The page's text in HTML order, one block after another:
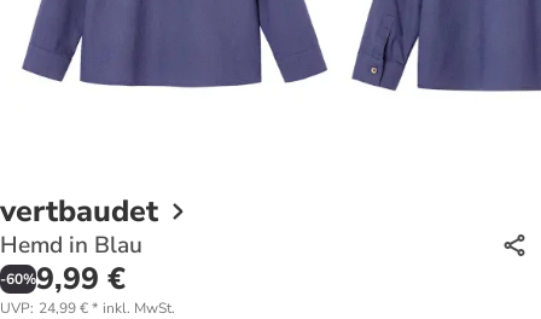
vertbaudet
Hemd in Blau
-60%9,99 €
UVP: 24,99 €* inkl. MwSt.